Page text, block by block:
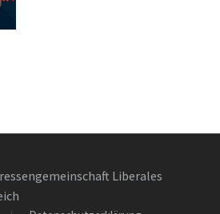
Liberales